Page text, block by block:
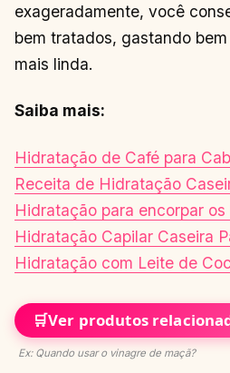
exageradamente, você
bem tratados, gastando
mais linda.
Saiba mais:
Hidratação de Café para
Receita de Hidratação
Hidratação para encorpar os
Hidratação Capilar Caseira
Hidratação com Leite de
🛒Ver produtos
Ex: Quando usar o vinagre de maçã?